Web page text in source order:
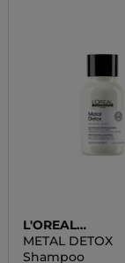
L'OREAL
PROFESSIONNEL
METAL DETOX
Shampoo